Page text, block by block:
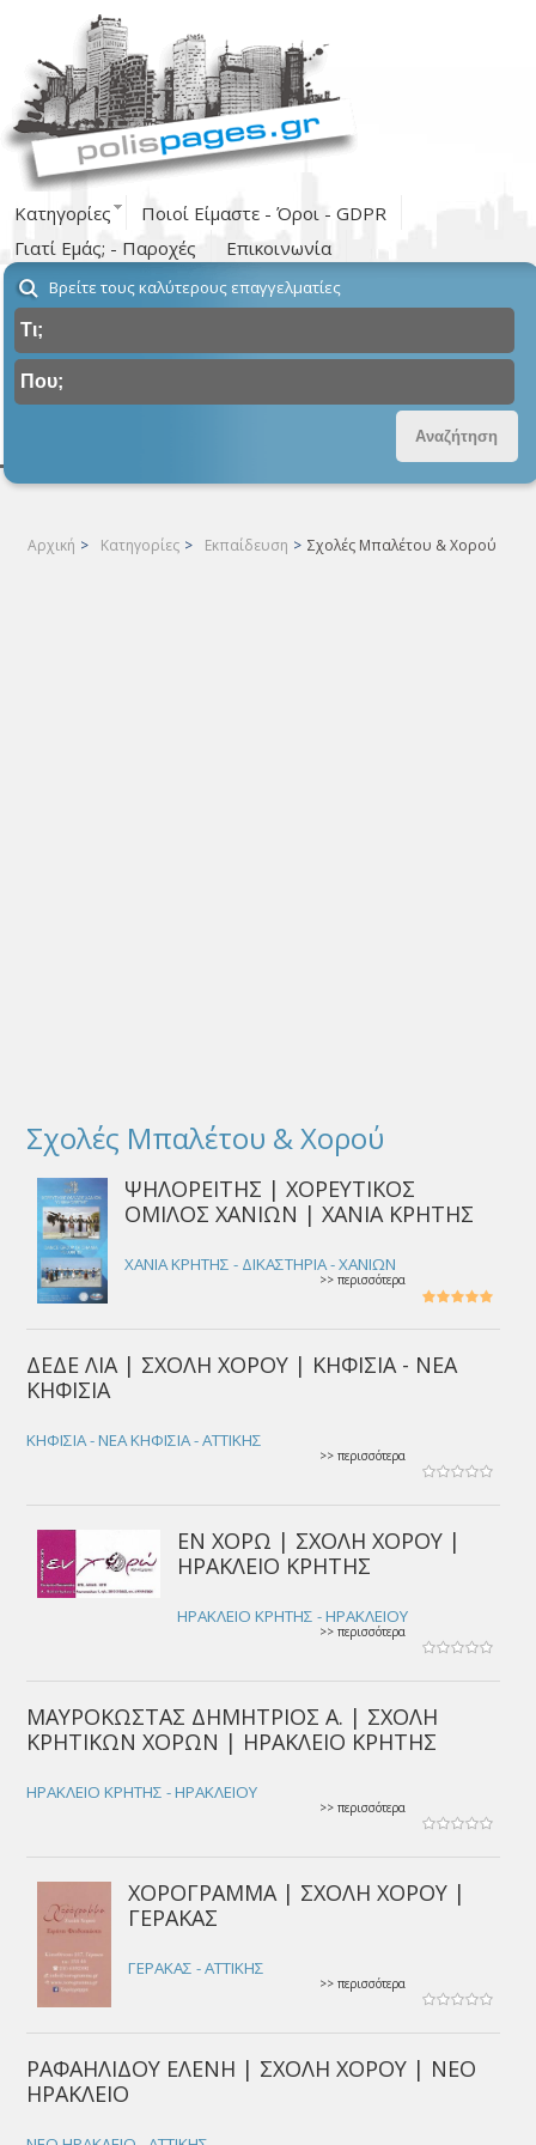
Κατηγορίες
Ποιοί Είμαστε - Όροι - GDPR
Γιατί Εμάς; - Παροχές
Επικοινωνία
Βρείτε τους καλύτερους επαγγελματίες
Αρχική > Κατηγορίες > Εκπαίδευση > Σχολές Μπαλέτου & Χορού
Σχολές Μπαλέτου & Χορού
ΨΗΛΟΡΕΙΤΗΣ | ΧΟΡΕΥΤΙΚΟΣ
ΟΜΙΛΟΣ ΧΑΝΙΩΝ | ΧΑΝΙΑ ΚΡΗΤΗΣ
ΧΑΝΙΑ ΚΡΗΤΗΣ - ΔΙΚΑΣΤΗΡΙΑ - ΧΑΝΙΩΝ
>> περισσότερα
ΔΕΔΕ ΛΙΑ | ΣΧΟΛΗ ΧΟΡΟΥ | ΚΗΦΙΣΙΑ - ΝΕΑ
ΚΗΦΙΣΙΑ
ΚΗΦΙΣΙΑ - ΝΕΑ ΚΗΦΙΣΙΑ - ΑΤΤΙΚΗΣ
>> περισσότερα
ΕΝ ΧΟΡΩ | ΣΧΟΛΗ ΧΟΡΟΥ |
ΗΡΑΚΛΕΙΟ ΚΡΗΤΗΣ
ΗΡΑΚΛΕΙΟ ΚΡΗΤΗΣ - ΗΡΑΚΛΕΙΟΥ
>> περισσότερα
ΜΑΥΡΟΚΩΣΤΑΣ ΔΗΜΗΤΡΙΟΣ Α. | ΣΧΟΛΗ
ΚΡΗΤΙΚΩΝ ΧΟΡΩΝ | ΗΡΑΚΛΕΙΟ ΚΡΗΤΗΣ
ΗΡΑΚΛΕΙΟ ΚΡΗΤΗΣ - ΗΡΑΚΛΕΙΟΥ
>> περισσότερα
ΧΟΡΟΓΡΑΜΜΑ | ΣΧΟΛΗ ΧΟΡΟΥ |
ΓΕΡΑΚΑΣ
ΓΕΡΑΚΑΣ - ΑΤΤΙΚΗΣ
>> περισσότερα
ΡΑΦΑΗΛΙΔΟΥ ΕΛΕΝΗ | ΣΧΟΛΗ ΧΟΡΟΥ | ΝΕΟ
ΗΡΑΚΛΕΙΟ